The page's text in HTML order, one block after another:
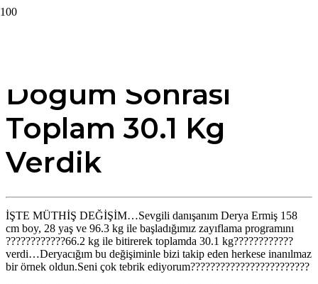
Doğum Sonrası
Toplam 30.1 Kg
Verdik
İŞTE MÜTHİŞ DEĞİŞİM…Sevgili danışanım Derya Ermiş 158
cm boy, 28 yaş ve 96.3 kg ile başladığımız zayıflama programını
????????????66.2 kg ile bitirerek toplamda 30.1 kg????????????
verdi…Deryacığım bu değişiminle bizi takip eden herkese inanılmaz
bir örnek oldun.Seni çok tebrik ediyorum????????????????????????